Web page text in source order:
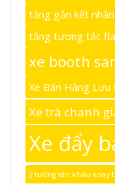
tăng gắn kết
tăng tương tác
xe booth
Xe Bán Hàng
Xe trà chanh
Xe đẩy
ý tưởng sân khấu xoay